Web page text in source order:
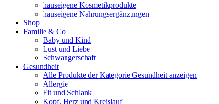
hauseigene Kosmetikprodukte
hauseigene Nahrungsergänzungen
Shop
Familie & Co
Baby und Kind
Lust und Liebe
Schwangerschaft
Gesundheit
Alle Produkte der Kategorie Gesundheit anzeigen
Allergie
Fit und Schlank
Kopf, Herz und Kreislauf